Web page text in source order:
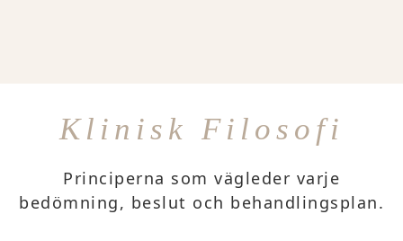
Klinisk Filosofi
Principerna som vägleder varje
bedömning, beslut och behandlingsplan.